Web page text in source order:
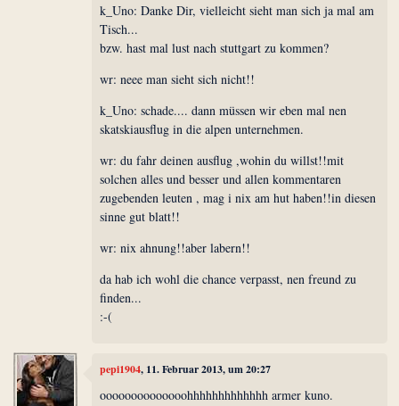
k_Uno: Danke Dir, vielleicht sieht man sich ja mal am
Tisch...
bzw. hast mal lust nach stuttgart zu kommen?
wr: neee man sieht sich nicht!!
k_Uno: schade.... dann müssen wir eben mal nen
skatskiausflug in die alpen unternehmen.
wr: du fahr deinen ausflug ,wohin du willst!!mit
solchen alles und besser und allen kommentaren
zugebenden leuten , mag i nix am hut haben!!in diesen
sinne gut blatt!!
wr: nix ahnung!!aber labern!!
da hab ich wohl die chance verpasst, nen freund zu
finden...
:-(
pepi1904, 11. Februar 2013, um 20:27
oooooooooooooohhhhhhhhhhhhh armer kuno.